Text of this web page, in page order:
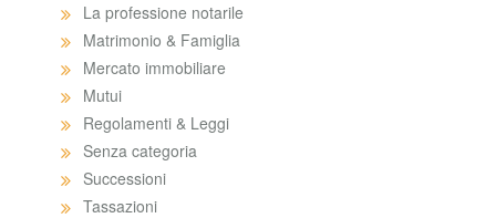
La professione notarile
Matrimonio & Famiglia
Mercato immobiliare
Mutui
Regolamenti & Leggi
Senza categoria
Successioni
Tassazioni